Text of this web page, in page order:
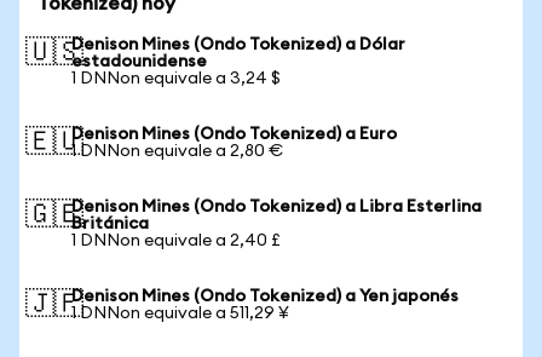
🇺🇸Denison Mines (Ondo Tokenized) a Dólar
estadounidense
1 DNNon equivale a 3,24 $
🇪🇺Denison Mines (Ondo Tokenized) a Euro
1 DNNon equivale a 2,80 €
🇬🇧Denison Mines (Ondo Tokenized) a Libra Esterlina
Británica
1 DNNon equivale a 2,40 £
🇯🇵Denison Mines (Ondo Tokenized) a Yen japonés
1 DNNon equivale a 511,29 ¥